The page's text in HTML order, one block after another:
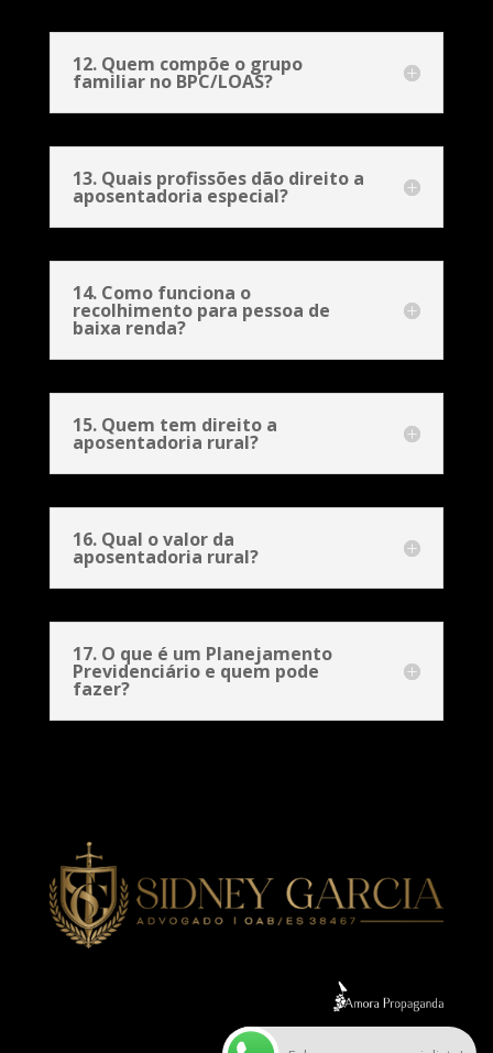
12. Quem compõe o grupo
familiar no BPC/LOAS?
13. Quais profissões dão direito a
aposentadoria especial?
14. Como funciona o
recolhimento para pessoa de
baixa renda?
15. Quem tem direito a
aposentadoria rural?
16. Qual o valor da
aposentadoria rural?
17. O que é um Planejamento
Previdenciário e quem pode
fazer?